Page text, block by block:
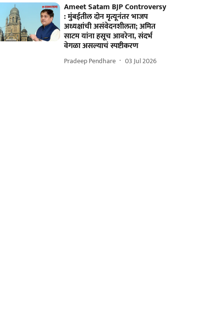
Ameet Satam BJP Controversy
: मुंबईतील दोन मृत्यूनंतर भाजप
अध्यक्षांची असंवेदनशीलता; अमित
साटम यांना हसूच आवरेना, संदर्भ
वेगळा असल्याचं स्पष्टीकरण
Pradeep Pendhare 03 Jul 2026